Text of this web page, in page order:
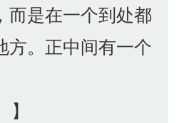
而是在一个到处都
方。正中间有一个